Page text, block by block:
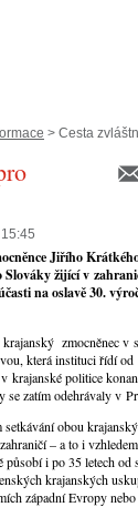
> Cesta
Jiřího
žijící v
na oslavě 30.
zmocněnec
která instituci řídí od
krajanské politice
zatím odehrávaly v
obou
– a to i
i po 35 letech od
krajanských
západní Evropy